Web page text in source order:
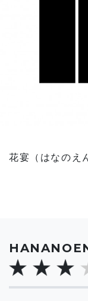
花宴（はなのえ